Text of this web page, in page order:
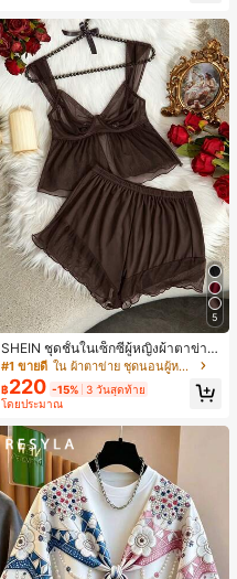
5
SHEIN ชุดชั้นในเซ็กซี่ผู้หญิงผ้าตาข่าย
มีโครงคัพบาง
#1 ขายดี ใน ผ้าตาข่าย ชุดนอนผู้หญิง
฿220 -15% 3 วันสุดท้าย
โดยประมาณ